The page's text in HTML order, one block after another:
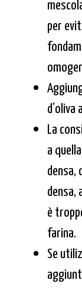
per
d’oliva
La
a
densa,
densa,
è
farina.
Se